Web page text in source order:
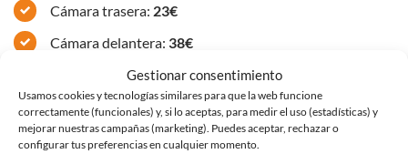
Gestionar consentimiento
Usamos cookies y tecnologías similares para que la web funcione
correctamente (funcionales) y, si lo aceptas, para medir el uso (estadísticas) y
mejorar nuestras campañas (marketing). Puedes aceptar, rechazar o
configurar tus preferencias en cualquier momento.
Cámara trasera: 23€
Cámara delantera: 38€
Vibrador iPhone 7:36€
Cambio de altavoz:36€
Sustitución micrófono:36€